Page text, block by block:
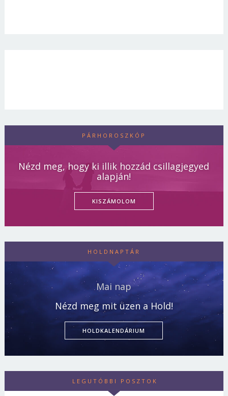
PÁRHOROSZKÓP
Nézd meg, hogy ki illik hozzád csillagjegyed
alapján!
KISZÁMOLOM
HOLDNAPTÁR
Mai nap
Nézd meg mit üzen a Hold!
HOLDKALENDÁRIUM
LEGUTÓBBI POSZTOK